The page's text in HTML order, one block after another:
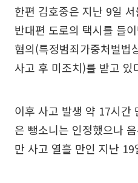
한편 김호중은 지난 9일
반대편 도로의 택시를 들
혐의(특정범죄가중처벌법
사고 후 미조치)를 받고 있
이후 사고 발생 약 17시간
은 뺑소니는 인정했으나
만 사고 열흘 만인 지난